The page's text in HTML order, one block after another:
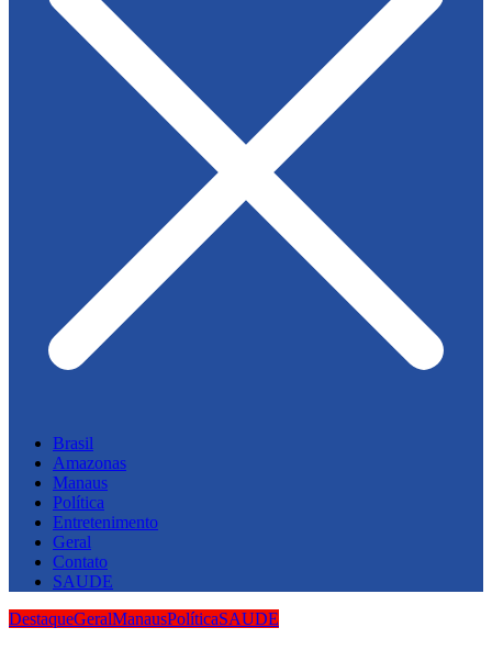
Brasil
Amazonas
Manaus
Política
Entretenimento
Geral
Contato
SAUDE
DestaqueGeralManausPolíticaSAUDE